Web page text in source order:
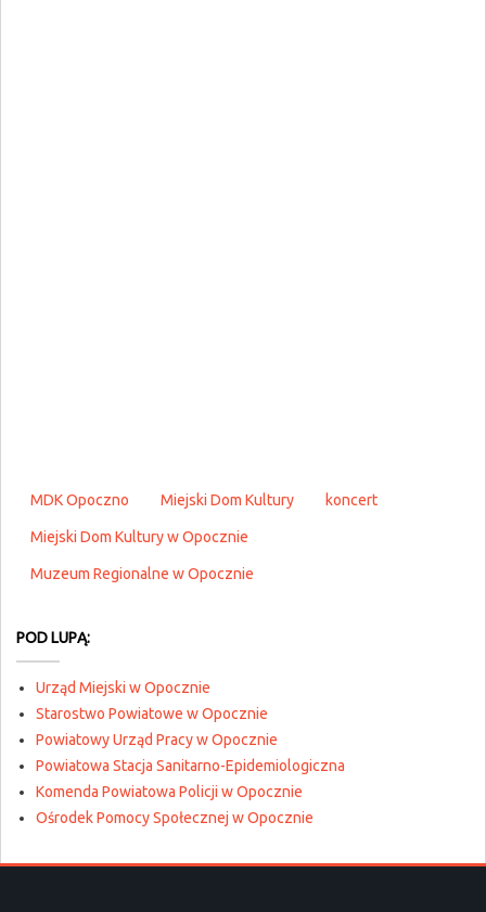
MDK Opoczno Miejski Dom Kultury koncert
Miejski Dom Kultury w Opocznie
Muzeum Regionalne w Opocznie
POD LUPĄ:
Urząd Miejski w Opocznie
Starostwo Powiatowe w Opocznie
Powiatowy Urząd Pracy w Opocznie
Powiatowa Stacja Sanitarno-Epidemiologiczna
Komenda Powiatowa Policji w Opocznie
Ośrodek Pomocy Społecznej w Opocznie